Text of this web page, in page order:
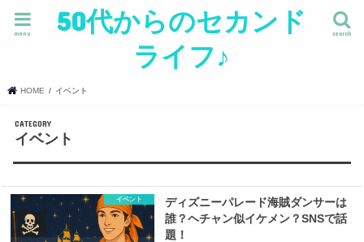
50代からのセカンド
ライフ♪
search
menu
HOME イベント
イベント
イベント
ディズニーパレード海賊ダンサーは
誰？ヘチャン似イケメン？SNSで話
題！